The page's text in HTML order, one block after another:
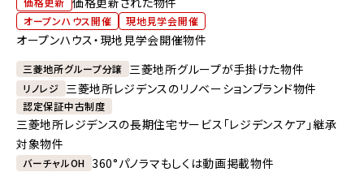
オープンハウス開催 現地見学会開催
オープンハウス・現地見学会開催物件
三菱地所グループ分譲 三菱地所グループが手掛けた物件
リノレジ 三菱地所レジデンスのリノベーションブランド物件
認定保証中古制度
三菱地所レジデンスの長期住宅サービス「レジデンスケア」継承
対象物件
バーチャルOH 360°パノラマもしくは動画掲載物件